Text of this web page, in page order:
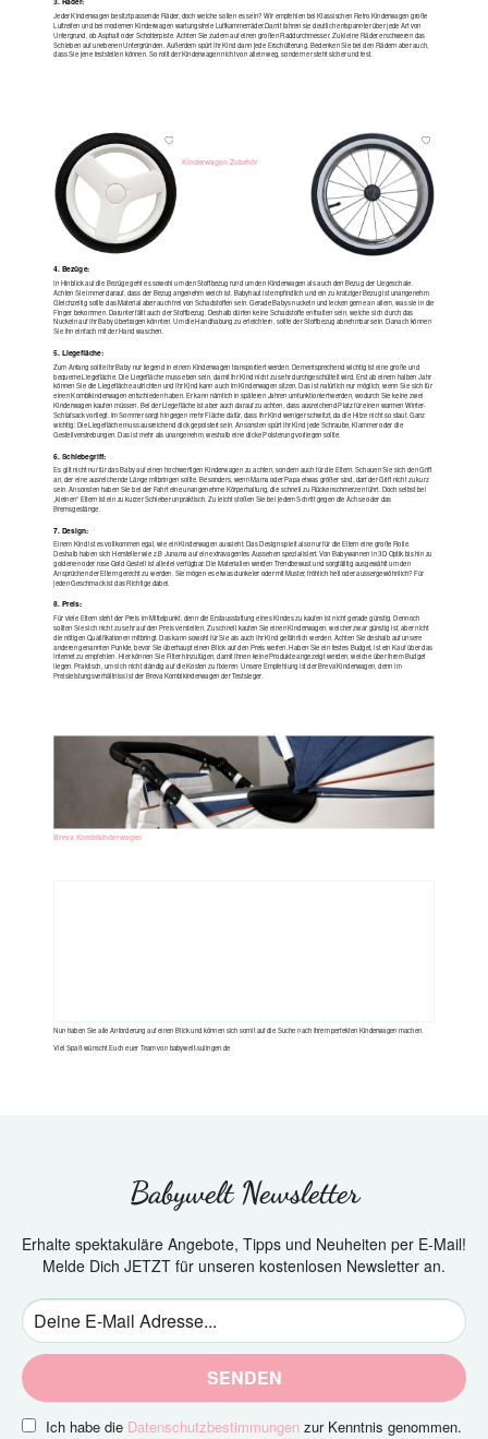
Jeder Kinderwagen besitzt passende Räder, doch welche sollen es sein? Wir empfehlen bei Klassischen Retro Kinderwagen große
Luftreifen und bei modernen Kinderwagen wartungsfreie Luftkammerräder.Damit fahren sie deutlich entspannter über jede Art von
Untergrund, ob Asphalt oder Schotterpiste. Achten Sie zudem auf einen großen Raddurchmesser. Zu kleine Räder erschweren das
Schieben auf unebenen Untergründen. Außerdem spürt Ihr Kind dann jede Erschütterung. Bedenken Sie bei den Rädern aber auch,
dass Sie jene feststellen können. So rollt der Kinderwagen nicht von allein weg, sondern er steht sicher und fest.
4. Bezüge:
In Hinblick auf die Bezüge geht es sowohl um den Stoffbezug rund um den Kinderwagen als auch den Bezug der Liegeschale.
Achten Sie immer darauf, dass der Bezug angenehm weich ist. Babyhaut ist empfindlich und ein zu kratziger Bezug ist unangenehm.
Gleichzeitig sollte das Material aber auch frei von Schadstoffen sein. Gerade Babys nuckeln und lecken gerne an allem, was sie in die
Finger bekommen. Darunter fällt auch der Stoffbezug. Deshalb dürfen keine Schadstoffe enthalten sein, welche sich durch das
Nuckeln auf Ihr Baby übertragen könnten. Um die Handhabung zu erleichtern, sollte der Stoffbezug abnehmbar sein. Danach können
Sie ihn einfach mit der Hand waschen.
5. Liegefläche:
Zum Anfang sollte Ihr Baby nur liegend in einem Kinderwagen transportiert werden. Dementsprechend wichtig ist eine große und
bequeme Liegefläche. Die Liegefläche muss eben sein, damit Ihr Kind nicht zu sehr durchgeschüttelt wird. Erst ab einem halben Jahr
können Sie die Liegefläche aufrichten und Ihr Kind kann auch im Kinderwagen sitzen. Das ist natürlich nur möglich, wenn Sie sich für
einen Kombikinderwagen entschieden haben. Er kann nämlich in späteren Jahren umfunktioniert werden, wodurch Sie keine zwei
Kinderwagen kaufen müssen. Bei der Liegefläche ist aber auch darauf zu achten, dass ausreichend Platz für einen warmen Winter-
Schlafsack vorliegt. Im Sommer sorgt hingegen mehr Fläche dafür, dass Ihr Kind weniger schwitzt, da die Hitze nicht so staut. Ganz
wichtig: Die Liegefläche muss ausreichend dick gepolstert sein. Ansonsten spürt Ihr Kind jede Schraube, Klammer oder die
Gestellverstrebungen. Das ist mehr als unangenehm, weshalb eine dicke Polsterung vorliegen sollte.
6. Schiebegriff:
Es gilt nicht nur für das Baby auf einen hochwertigen Kinderwagen zu achten, sondern auch für die Eltern. Schauen Sie sich den Griff
an, der eine ausreichende Länge mitbringen sollte. Besonders, wenn Mama oder Papa etwas größer sind, darf der Griff nicht zu kurz
sein. Ansonsten haben Sie bei der Fahrt eine unangenehme Körperhaltung, die schnell zu Rückenschmerzen führt. Doch selbst bei
„kleinen“ Eltern ist ein zu kurzer Schieber unpraktisch. Zu leicht stoßen Sie bei jedem Schritt gegen die Achse oder das
Bremsgestänge.
7. Design:
Einem Kind ist es vollkommen egal, wie ein Kinderwagen aussieht. Das Design spielt also nur für die Eltern eine große Rolle.
Deshalb haben sich Hersteller wie z.B Junama auf ein extravagentes Aussehen spezialisiert. Von Babywannen in 3D Optik bis hin zu
goldenen oder rose Gold Gestell ist allerlei verfügbar. Die Materialien werden Trendbewust und sorgfälltig ausgewählt um den
Ansprüchen der Eltern gerecht zu werden. Sie mögen es etwas dunkeler oder mit Muster, fröhlich hell oder aussergewöhnlich? Für
jeden Geschmack ist das Richtige dabei.
8. Preis:
Für viele Eltern steht der Preis im Mittelpunkt, denn die Erstausstattung eines Kindes zu kaufen ist nicht gerade günstig. Dennoch
sollten Sie sich nicht zu sehr auf den Preis versteifen. Zu schnell kaufen Sie einen Kinderwagen, welcher zwar günstig ist, aber nicht
die nötigen Qualifikationen mitbringt. Das kann sowohl für Sie als auch Ihr Kind gefährlich werden. Achten Sie deshalb auf unsere
anderen genannten Punkte, bevor Sie überhaupt einen Blick auf den Preis werfen. Haben Sie ein festes Budget, ist ein Kauf über das
Internet zu empfehlen. Hier können Sie Filter hinzufügen, damit Ihnen keine Produkte angezeigt werden, welche über Ihrem Budget
liegen. Praktisch, um sich nicht ständig auf die Kosten zu fixieren. Unsere Empfehlung ist der Breva Kinderwagen, denn im
Preisleistungsverhältniss ist der Breva Kombikinderwagen der Testsieger.
Kinderwagen Zubehör
Breva Kombikinderwagen
Nun haben Sie alle Anforderung auf einen Blick und können sich somit auf die Suche nach Ihrem perfekten Kinderwagen machen.
Viel Spaß wünscht Euch euer Team von babywelt-sulingen.de
Babywelt Newsletter
Erhalte spektakuläre Angebote, Tipps und Neuheiten per E-Mail!
Melde Dich JETZT für unseren kostenlosen Newsletter an.
SENDEN
Ich habe die Datenschutzbestimmungen zur Kenntnis genommen.